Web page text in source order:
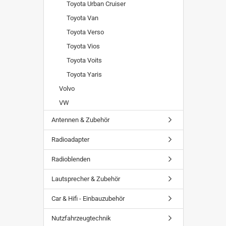
Toyota Urban Cruiser
Toyota Van
Toyota Verso
Toyota Vios
Toyota Voits
Toyota Yaris
Volvo
VW
Antennen & Zubehör
Radioadapter
Radioblenden
Lautsprecher & Zubehör
Car & Hifi - Einbauzubehör
Nutzfahrzeugtechnik